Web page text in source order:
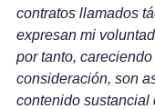
contratos llamados
expresan mi
por tanto,
consideración, son
contenido sustancial